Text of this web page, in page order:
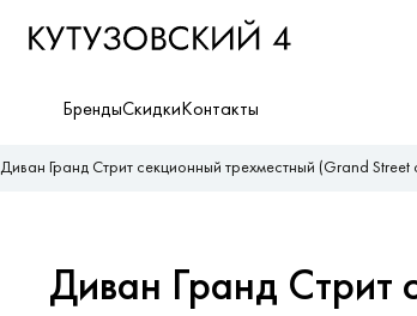
БрендыСкидки Контакты
Диван Гранд Стрит секционный трехместный (Grand Street
Диван Гранд Стрит